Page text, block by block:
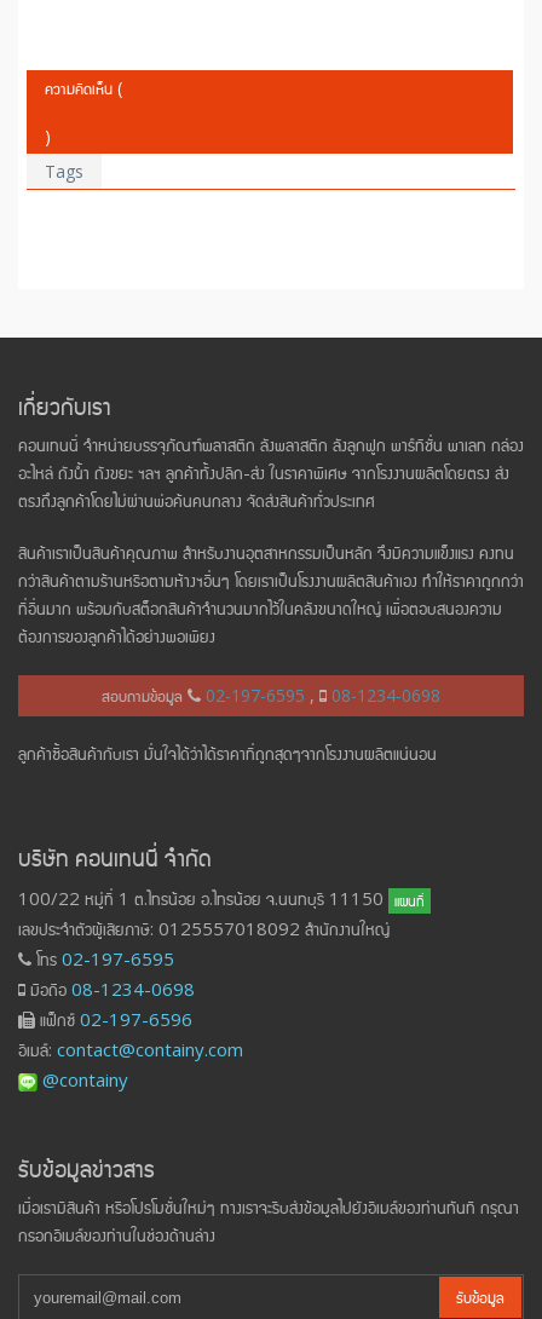
ความคิดเห็น (
)
Tags
เกี่ยวกับเรา
คอนเทนนี่ จำหน่ายบรรจุภัณฑ์พลาสติก ลังพลาสติก ลังลูกฟูก พาร์ทิชั่น พาเลท กล่อง
อะไหล่ ถังน้ำ ถังขยะ ฯลฯ ลูกค้าทั้งปลีก-ส่ง ในราคาพิเศษ จากโรงงานผลิตโดยตรง ส่ง
ตรงถึงลูกค้าโดยไม่ผ่านพ่อค้นคนกลาง จัดส่งสินค้าทั่วประเทศ
สินค้าเราเป็นสินค้าคุณภาพ สำหรับงานอุตสาหกรรมเป็นหลัก จึงมีความแข็งแรง คงทน
กว่าสินค้าตามร้านหรือตามห้างฯอื่นๆ โดยเราเป็นโรงงานผลิตสินค้าเอง ทำให้ราคาถูกกว่า
ที่อื่นมาก พร้อมกับสต็อกสินค้าจำนวนมากไว้ในคลังขนาดใหญ่ เพื่อตอบสนองความ
ต้องการของลูกค้าได้อย่างพอเพียง
สอบถามข้อมูล 02-197-6595 , 08-1234-0698
ลูกค้าซื้อสินค้ากับเรา มั่นใจได้ว่าได้ราคาที่ถูกสุดๆจากโรงงานผลิตแน่นอน
บริษัท คอนเทนนี่ จำกัด
100/22 หมู่ที่ 1 ต.ไทรน้อย อ.ไทรน้อย จ.นนทบุรี 11150 แผนที่
เลขประจำตัวผู้เสียภาษี: 0125557018092 สำนักงานใหญ่
โทร 02-197-6595
มือถือ 08-1234-0698
แฟ็กซ์ 02-197-6596
อีเมล์: contact@containy.com
@containy
รับข้อมูลข่าวสาร
เมื่อเรามีสินค้า หรือโปรโมชั่นใหม่ๆ ทางเราจะรีบส่งข้อมูลไปยังอีเมล์ของท่านทันที กรุณา
กรอกอีเมล์ของท่านในช่องด้านล่าง
รับข้อมูล